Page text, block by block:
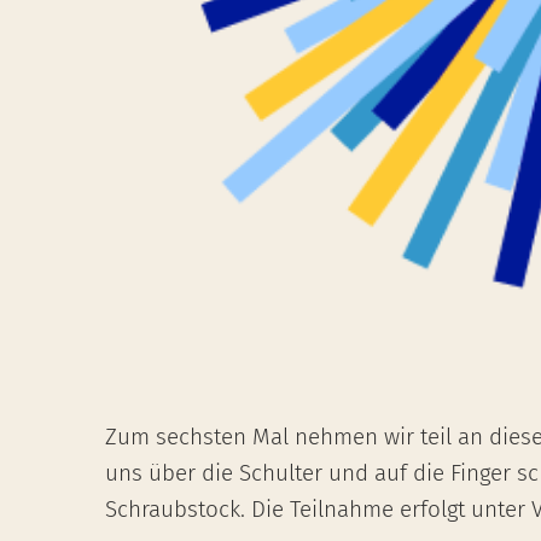
Zum sechsten Mal nehmen wir teil an
uns über die Schulter und auf die Finger
Schraubstock. Die Teilnahme erfolgt unter